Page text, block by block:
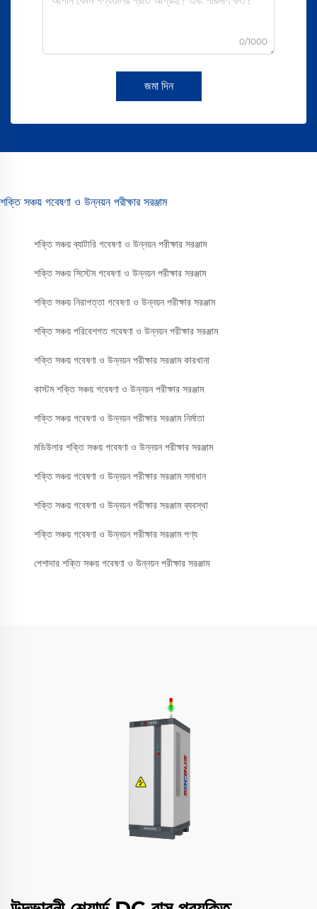
0/1000
জমা দিন
শক্তি সঞ্চয় গবেষণা ও উন্নয়ন পরীক্ষার সরঞ্জাম
শক্তি সঞ্চয় ব্যাটারি গবেষণা ও উন্নয়ন পরীক্ষার সরঞ্জাম
শক্তি সঞ্চয় সিস্টেম গবেষণা ও উন্নয়ন পরীক্ষার সরঞ্জাম
শক্তি সঞ্চয় নিরাপত্তা গবেষণা ও উন্নয়ন পরীক্ষার সরঞ্জাম
শক্তি সঞ্চয় পরিবেশগত গবেষণা ও উন্নয়ন পরীক্ষার সরঞ্জাম
শক্তি সঞ্চয় গবেষণা ও উন্নয়ন পরীক্ষার সরঞ্জাম কারখানা
কাস্টম শক্তি সঞ্চয় গবেষণা ও উন্নয়ন পরীক্ষার সরঞ্জাম
শক্তি সঞ্চয় গবেষণা ও উন্নয়ন পরীক্ষার সরঞ্জাম নির্মাতা
মডিউলার শক্তি সঞ্চয় গবেষণা ও উন্নয়ন পরীক্ষার সরঞ্জাম
শক্তি সঞ্চয় গবেষণা ও উন্নয়ন পরীক্ষার সরঞ্জাম সমাধান
শক্তি সঞ্চয় গবেষণা ও উন্নয়ন পরীক্ষার সরঞ্জাম ব্যবস্থা
শক্তি সঞ্চয় গবেষণা ও উন্নয়ন পরীক্ষার সরঞ্জাম পণ্য
পেশাদার শক্তি সঞ্চয় গবেষণা ও উন্নয়ন পরীক্ষার সরঞ্জাম